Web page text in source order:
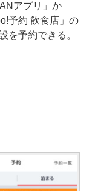
アプリ」か
予約 飲食店」の
を予約できる。